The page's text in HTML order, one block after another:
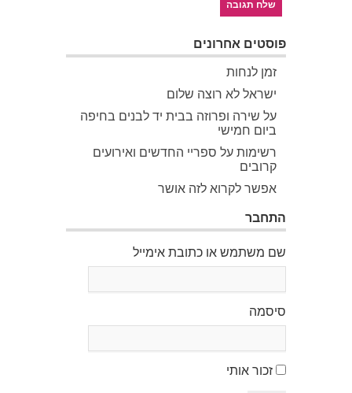
פוסטים אחרונים
זמן לנחות
ישראל לא רוצה שלום
על שירה ופרוזה בבית יד לבנים בחיפה
ביום חמישי
רשימות על ספריי החדשים ואירועים
קרובים
אפשר לקרוא לזה אושר
התחבר
שם משתמש או כתובת אימייל
סיסמה
זכור אותי